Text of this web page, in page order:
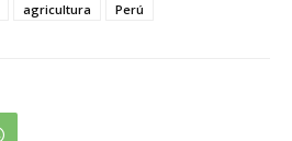
agricultura Perú